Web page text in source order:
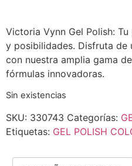
Victoria Vynn Gel Polish:
y posibilidades. Disfruta de
con nuestra amplia gama
fórmulas innovadoras.
Sin existencias
SKU: 330743 Categorías:
Etiquetas: GEL POLISH